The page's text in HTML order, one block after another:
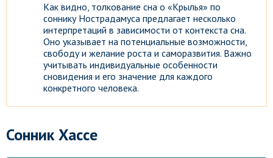
Как видно, толкование сна о «Крылья» по
соннику Нострадамуса предлагает несколько
интерпретаций в зависимости от контекста сна.
Оно указывает на потенциальные возможности,
свободу и желание роста и саморазвития. Важно
учитывать индивидуальные особенности
сновидения и его значение для каждого
конкретного человека.
Сонник Хассе